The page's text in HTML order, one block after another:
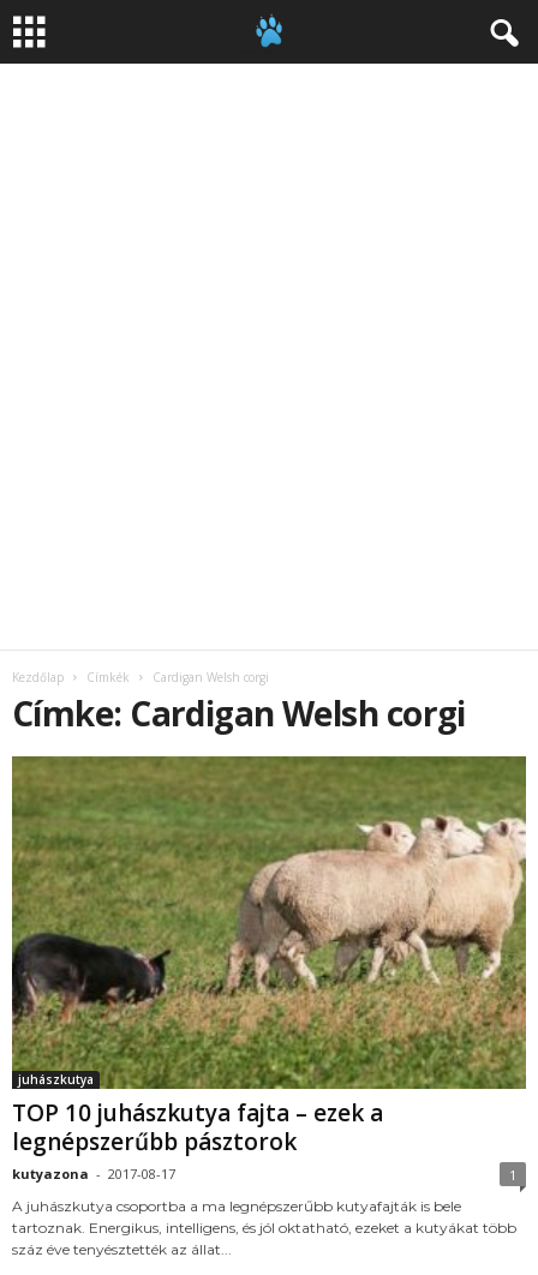
Kezdőlap Címkék Cardigan Welsh corgi
Címke: Cardigan Welsh corgi
juhászkutya
TOP 10 juhászkutya fajta – ezek a
legnépszerűbb pásztorok
kutyazona - 2017-08-17
1
A juhászkutya csoportba a ma legnépszerűbb kutyafajták is bele
tartoznak. Energikus, intelligens, és jól oktatható, ezeket a kutyákat több
száz éve tenyésztették az állat...